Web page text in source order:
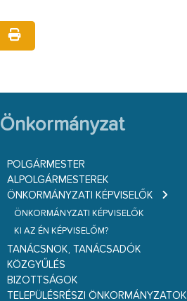
Önkormányzat
POLGÁRMESTER
ALPOLGÁRMESTEREK
ÖNKORMÁNYZATI KÉPVISELŐK
ÖNKORMÁNYZATI KÉPVISELŐK
KI AZ ÉN KÉPVISELŐM?
TANÁCSNOK, TANÁCSADÓK
KÖZGYŰLÉS
BIZOTTSÁGOK
TELEPÜLÉSRÉSZI ÖNKORMÁNYZATOK